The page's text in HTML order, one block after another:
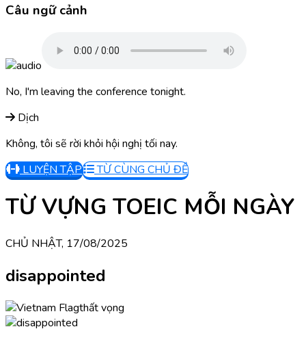
Câu ngữ cảnh
No, I'm leaving the conference tonight.
Dịch
Không, tôi sẽ rời khỏi hội nghị tối nay.
LUYỆN TẬP
TỪ CÙNG CHỦ ĐỀ
TỪ VỰNG TOEIC MỖI NGÀY
CHỦ NHẬT, 17/08/2025
disappointed
thất vọng